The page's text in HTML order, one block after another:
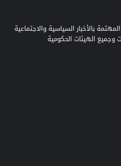
المهتمة بالأخبار السياسية والاجتماعية
وجميع الهيئات الحكومية